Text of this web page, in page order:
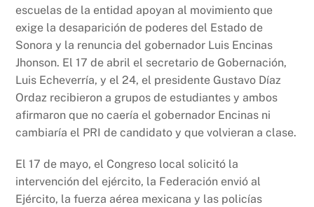
escuelas de la entidad apoyan al movimiento que
exige la desaparición de poderes del Estado de
Sonora y la renuncia del gobernador Luis Encinas
Jhonson. El 17 de abril el secretario de Gobernación,
Luis Echeverría, y el 24, el presidente Gustavo Díaz
Ordaz recibieron a grupos de estudiantes y ambos
afirmaron que no caería el gobernador Encinas ni
cambiaría el PRI de candidato y que volvieran a clase.
El 17 de mayo, el Congreso local solicitó la
intervención del ejército, la Federación envió al
Ejército, la fuerza aérea mexicana y las policías